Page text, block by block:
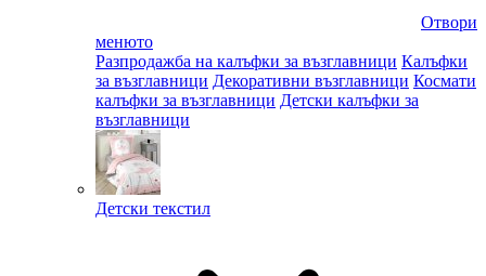
Отвори
менюто
Разпродажба на калъфки за възглавници Калъфки
за възглавници Декоративни възглавници Космати
калъфки за възглавници Детски калъфки за
възглавници
Детски текстил